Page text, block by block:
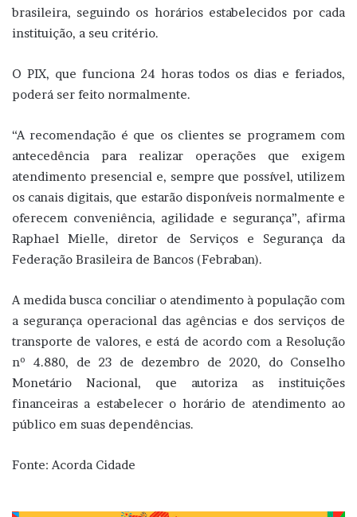
brasileira, seguindo os horários estabelecidos por cada
instituição, a seu critério.
O PIX, que funciona 24 horas todos os dias e feriados,
poderá ser feito normalmente.
“A recomendação é que os clientes se programem com
antecedência para realizar operações que exigem
atendimento presencial e, sempre que possível, utilizem
os canais digitais, que estarão disponíveis normalmente e
oferecem conveniência, agilidade e segurança”, afirma
Raphael Mielle, diretor de Serviços e Segurança da
Federação Brasileira de Bancos (Febraban).
A medida busca conciliar o atendimento à população com
a segurança operacional das agências e dos serviços de
transporte de valores, e está de acordo com a Resolução
nº 4.880, de 23 de dezembro de 2020, do Conselho
Monetário Nacional, que autoriza as instituições
financeiras a estabelecer o horário de atendimento ao
público em suas dependências.
Fonte: Acorda Cidade